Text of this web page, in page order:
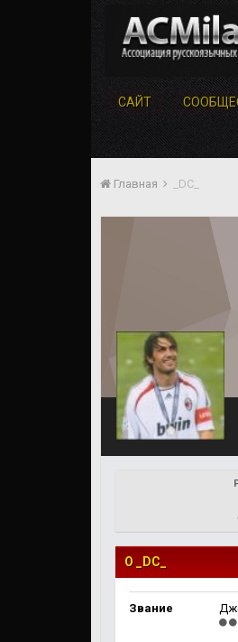
САЙТ
Главная _DC_
О _DC_
Звание